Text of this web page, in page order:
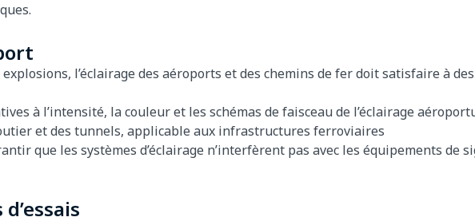
l’éclairage des aéroports et des chemins de fer doit satisfaire à
à l’intensité, la couleur et les schémas de faisceau de l’éclairage
et des tunnels, applicable aux infrastructures ferroviaires
que les systèmes d’éclairage n’interfèrent pas avec les équipements de